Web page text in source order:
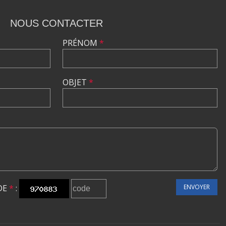
NOUS CONTACTER
PRÉNOM *
OBJET *
* : ENVOYER